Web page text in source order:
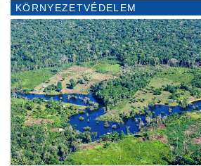
KÖRNYEZETVÉDELEM